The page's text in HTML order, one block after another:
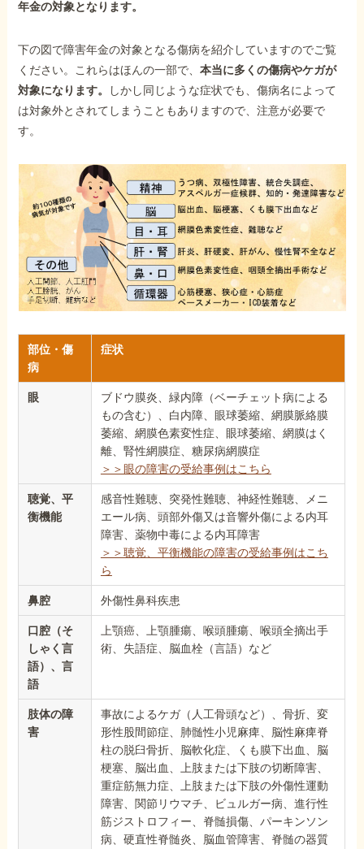
年金の対象となります。
下の図で障害年金の対象となる傷病を紹介していますのでご覧
ください。これらはほんの一部で、本当に多くの傷病やケガが
対象になります。
しかし同じような症状でも、傷病名によって
は対象外とされてしまうこともありますので、注意が必要で
す。
部位・傷
病
症状
眼
ブドウ膜炎、緑内障（ベーチェット病による
もの含む）、白内障、眼球萎縮、網膜脈絡膜
萎縮、網膜色素変性症、眼球萎縮、網膜はく
離、腎性網膜症、糖尿病網膜症
＞＞眼の障害の受給事例はこちら
聴覚、平
衡機能
感音性難聴、突発性難聴、神経性難聴、メニ
エール病、頭部外傷又は音響外傷による内耳
障害、薬物中毒による内耳障害
＞＞聴覚、平衡機能の障害の受給事例はこち
ら
鼻腔 外傷性鼻科疾患
口腔（そ
しゃく言
語）、言
語
上顎癌、上顎腫瘍、喉頭腫瘍、喉頭全摘出手
術、失語症、脳血栓（言語）など
肢体の障
害
事故によるケガ（人工骨頭など）、骨折、変
形性股間節症、肺髄性小児麻痺、脳性麻痺脊
柱の脱臼骨折、脳軟化症、くも膜下出血、脳
梗塞、脳出血、上肢または下肢の切断障害、
重症筋無力症、上肢または下肢の外傷性運動
障害、関節リウマチ、ビュルガー病、進行性
筋ジストロフィー、脊髄損傷、パーキンソン
病、硬直性脊髄炎、脳血管障害、脊髄の器質